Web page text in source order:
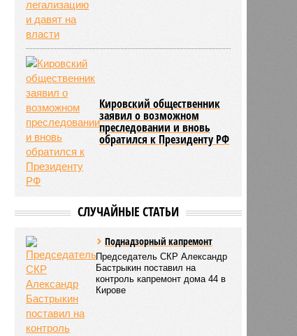
Кировский общественник
заявил о возможном
преследовании и вновь
обратился к Президенту РФ
СЛУЧАЙНЫЕ СТАТЬИ
Поднадзорный капремонт
Председатель СКР Александр
Бастрыкин поставил на
контроль капремонт дома 44 в
Кирове